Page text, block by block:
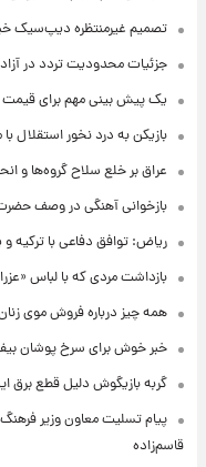
تصمیم غیرمنتظره دیپ‌سیک
جزئیات محدودیت تردد در
یک پیش ‌بینی مهم برای قیمت دلار،
بازیکن به درد نخور استقلال
عراق بر خلع سلاح گروه‌ها و
بازخوانی آهنگی در وصف
ریاض: توافق دفاعی با
بازداشت مردی که با لباس
همه چیز درباره فروش موی
خبر خوش برای سرخ پوشان
گربه بازیگوش دلیل قطع برق
پیام تسلیت معاون وزیر
قاسم‌زاده